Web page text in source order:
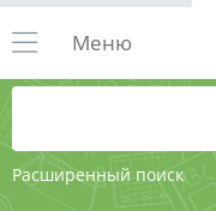
Расширенный поиск
Меню